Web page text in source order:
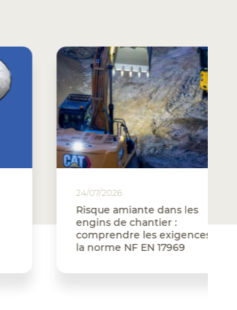
Risque amiante dans les
engins de chantier :
comprendre les exigences de
la norme NF EN 17969